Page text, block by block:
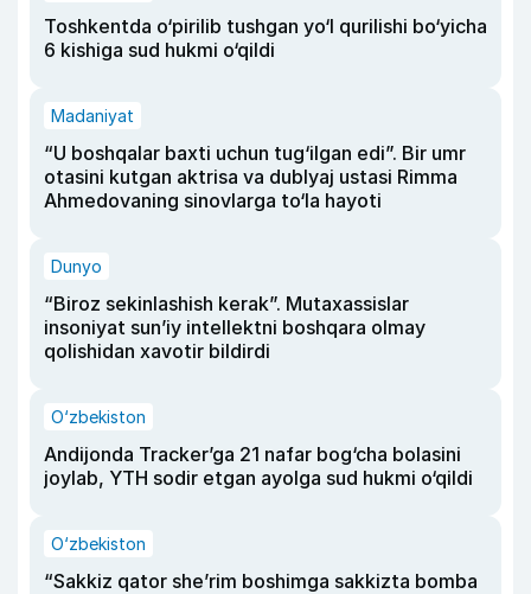
Toshkentda o‘pirilib tushgan yo‘l qurilishi bo‘yicha
6 kishiga sud hukmi o‘qildi
Madaniyat
“U boshqalar baxti uchun tug‘ilgan edi”. Bir umr
otasini kutgan aktrisa va dublyaj ustasi Rimma
Ahmedovaning sinovlarga to‘la hayoti
Dunyo
“Biroz sekinlashish kerak”. Mutaxassislar
insoniyat sun’iy intellektni boshqara olmay
qolishidan xavotir bildirdi
O‘zbekiston
Andijonda Tracker’ga 21 nafar bog‘cha bolasini
joylab, YTH sodir etgan ayolga sud hukmi o‘qildi
O‘zbekiston
“Sakkiz qator she’rim boshimga sakkizta bomba